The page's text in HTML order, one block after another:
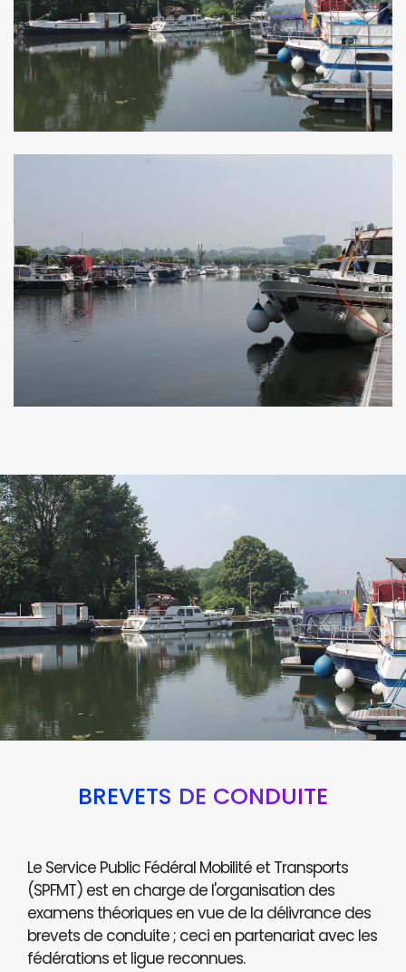
BREVETS DE CONDUITE
Le Service Public Fédéral Mobilité et Transports
(SPFMT) est en charge de l'organisation des
examens théoriques en vue de la délivrance des
brevets de conduite ; ceci en partenariat avec les
fédérations et ligue reconnues.